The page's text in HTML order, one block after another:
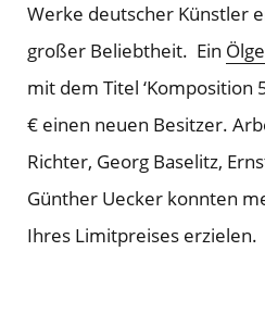
Werke deutscher Künstler
großer Beliebtheit. Ein
mit dem Titel ‘Komposition
€ einen neuen Besitzer.
Richter, Georg Baselitz,
Günther Uecker konnten
Ihres Limitpreises erzielen.